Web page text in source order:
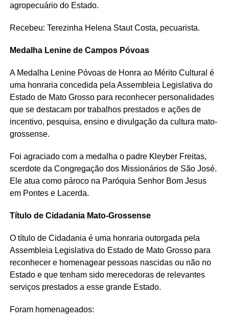
agropecuário do Estado.
Recebeu: Terezinha Helena Staut Costa, pecuarista.
Medalha Lenine de Campos Póvoas
A Medalha Lenine Póvoas de Honra ao Mérito Cultural é
uma honraria concedida pela Assembleia Legislativa do
Estado de Mato Grosso para reconhecer personalidades
que se destacam por trabalhos prestados e ações de
incentivo, pesquisa, ensino e divulgação da cultura mato-
grossense.
Foi agraciado com a medalha o padre Kleyber Freitas,
scerdote da Congregação dos Missionários de São José.
Ele atua como pároco na Paróquia Senhor Bom Jesus
em Pontes e Lacerda.
Título de Cidadania Mato-Grossense
O título de Cidadania é uma honraria outorgada pela
Assembleia Legislativa do Estado de Mato Grosso para
reconhecer e homenagear pessoas nascidas ou não no
Estado e que tenham sido merecedoras de relevantes
serviços prestados a esse grande Estado.
Foram homenageados: